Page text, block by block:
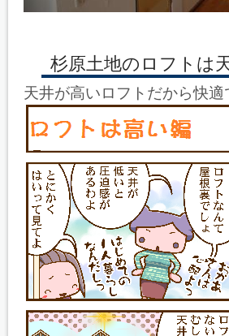
杉原土地のロフトは
天井が高いロフトだから快適